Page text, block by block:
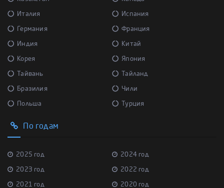
Италия Испания
Германия Франция
Индия Китай
Корея Япония
Тайвань Тайланд
Бразилия Чили
Польша Турция
По годам
2025 год 2024 год
2023 год 2022 год
2021 год 2020 год